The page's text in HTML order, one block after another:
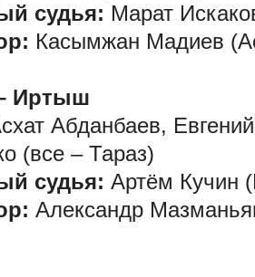
судья: Марат
Касымжан Мадиев
Иртыш
Абданбаев,
(все – Тараз)
судья: Артём Кучин
Александр